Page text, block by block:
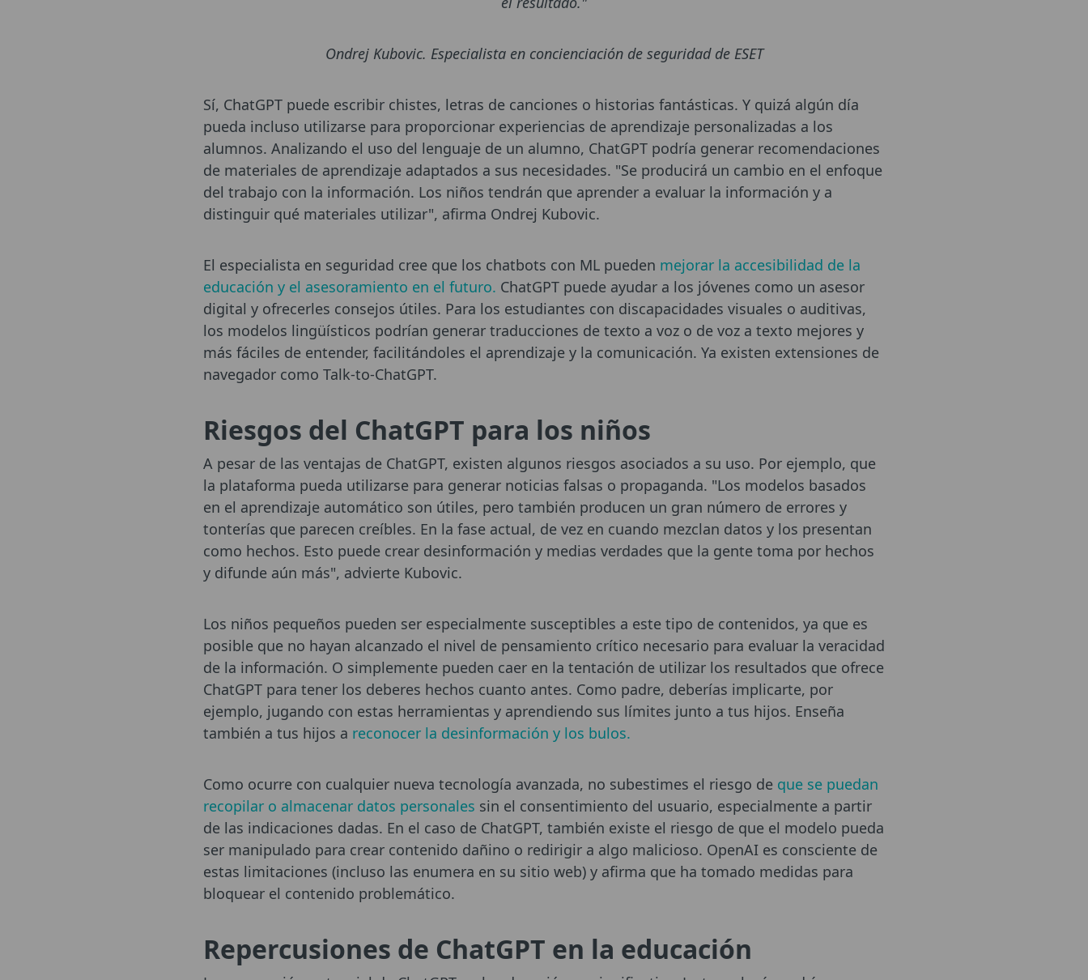
Ondrej Kubovic. Especialista en concienciación de seguridad de ESET
Sí, ChatGPT puede escribir chistes, letras de canciones o historias fantásticas. Y quizá algún día
pueda incluso utilizarse para proporcionar experiencias de aprendizaje personalizadas a los
alumnos. Analizando el uso del lenguaje de un alumno, ChatGPT podría generar recomendaciones
de materiales de aprendizaje adaptados a sus necesidades. "Se producirá un cambio en el enfoque
del trabajo con la información. Los niños tendrán que aprender a evaluar la información y a
distinguir qué materiales utilizar", afirma Ondrej Kubovic.
El especialista en seguridad cree que los chatbots con ML pueden mejorar la accesibilidad de la
educación y el asesoramiento en el futuro. ChatGPT puede ayudar a los jóvenes como un asesor
digital y ofrecerles consejos útiles. Para los estudiantes con discapacidades visuales o auditivas,
los modelos lingüísticos podrían generar traducciones de texto a voz o de voz a texto mejores y
más fáciles de entender, facilitándoles el aprendizaje y la comunicación. Ya existen extensiones de
navegador como Talk-to-ChatGPT.
Riesgos del ChatGPT para los niños
A pesar de las ventajas de ChatGPT, existen algunos riesgos asociados a su uso. Por ejemplo, que
la plataforma pueda utilizarse para generar noticias falsas o propaganda. "Los modelos basados
en el aprendizaje automático son útiles, pero también producen un gran número de errores y
tonterías que parecen creíbles. En la fase actual, de vez en cuando mezclan datos y los presentan
como hechos. Esto puede crear desinformación y medias verdades que la gente toma por hechos
y difunde aún más", advierte Kubovic.
Los niños pequeños pueden ser especialmente susceptibles a este tipo de contenidos, ya que es
posible que no hayan alcanzado el nivel de pensamiento crítico necesario para evaluar la veracidad
de la información. O simplemente pueden caer en la tentación de utilizar los resultados que ofrece
ChatGPT para tener los deberes hechos cuanto antes. Como padre, deberías implicarte, por
ejemplo, jugando con estas herramientas y aprendiendo sus límites junto a tus hijos. Enseña
también a tus hijos a reconocer la desinformación y los bulos.
Como ocurre con cualquier nueva tecnología avanzada, no subestimes el riesgo de que se puedan
recopilar o almacenar datos personales sin el consentimiento del usuario, especialmente a partir
de las indicaciones dadas. En el caso de ChatGPT, también existe el riesgo de que el modelo pueda
ser manipulado para crear contenido dañino o redirigir a algo malicioso. OpenAI es consciente de
estas limitaciones (incluso las enumera en su sitio web) y afirma que ha tomado medidas para
bloquear el contenido problemático.
Repercusiones de ChatGPT en la educación